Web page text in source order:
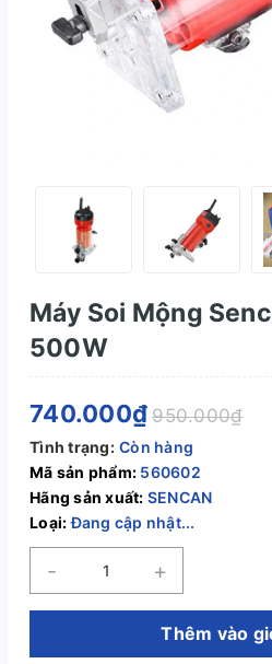
Máy Soi Mộng
500W
740.000₫ 950.000₫
Tình trạng: Còn hàng
Mã sản phẩm: 560602
Hãng sản xuất: SENCAN
Loại:Đang cập nhật...
- +
Thêm vào